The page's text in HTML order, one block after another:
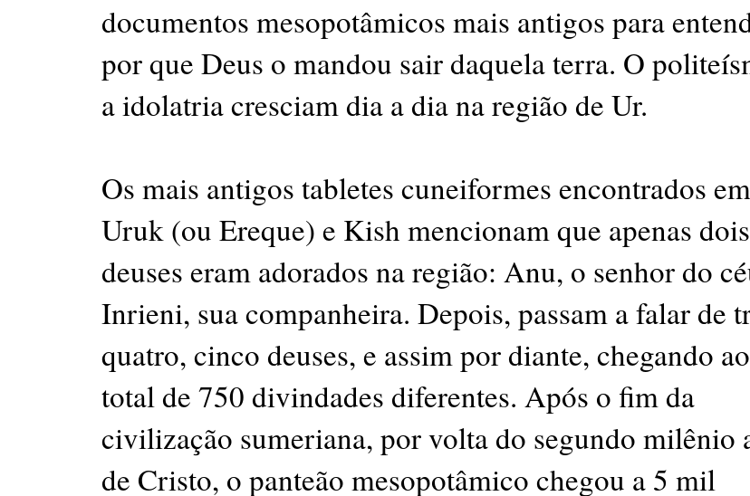
documentos mesopotâmicos mais antigos para
por que Deus o mandou sair daquela terra. O
a idolatria cresciam dia a dia na região de Ur.
Os mais antigos tabletes cuneiformes encontrados em
Uruk (ou Ereque) e Kish mencionam que apenas dois
deuses eram adorados na região: Anu, o senhor do
Inrieni, sua companheira. Depois, passam a falar de
quatro, cinco deuses, e assim por diante, chegando ao
total de 750 divindades diferentes. Após o fim da
civilização sumeriana, por volta do segundo milênio
de Cristo, o panteão mesopotâmico chegou a 5 mil